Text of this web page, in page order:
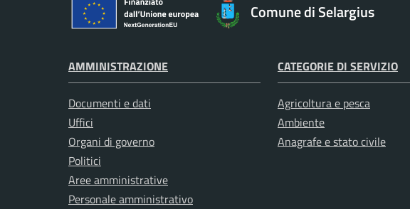
Comune di Selargius
AMMINISTRAZIONE
Documenti e dati
Uffici
Organi di governo
Politici
Aree amministrative
Personale amministrativo
CATEGORIE DI SERVIZIO
Agricoltura e pesca
Ambiente
Anagrafe e stato civile